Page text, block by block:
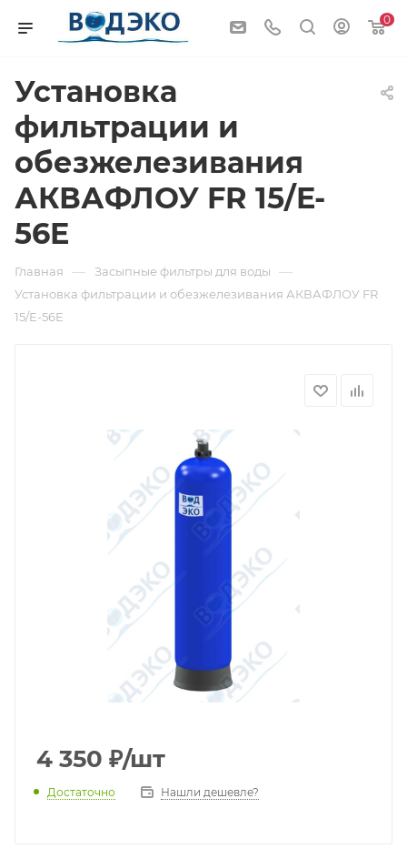
0
Установка
фильтрации и
обезжелезивания
АКВАФЛОУ FR 15/E-
56E
Главная — Засыпные фильтры для воды —
Установка фильтрации и обезжелезивания АКВАФЛОУ FR
15/E-56E
4 350 ₽/шт
Достаточно Нашли дешевле?